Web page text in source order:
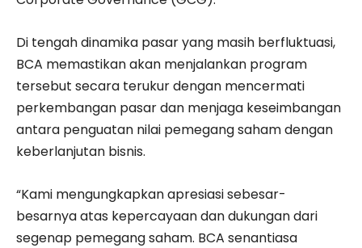
Di tengah dinamika pasar yang masih berfluktuasi,
BCA memastikan akan menjalankan program
tersebut secara terukur dengan mencermati
perkembangan pasar dan menjaga keseimbangan
antara penguatan nilai pemegang saham dengan
keberlanjutan bisnis.
“Kami mengungkapkan apresiasi sebesar-
besarnya atas kepercayaan dan dukungan dari
segenap pemegang saham. BCA senantiasa